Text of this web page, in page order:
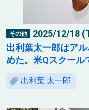
その他
2025/12/18
出利葉太一郎はア
めた。米Qスクー
出利葉 太一郎